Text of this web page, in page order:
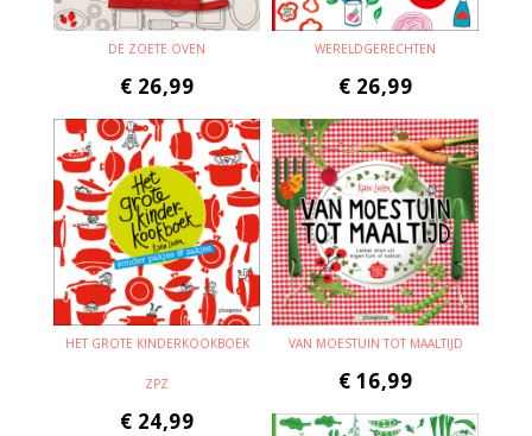
DE ZOETE OVEN
€ 26,99
WERELDGERECHTEN
€ 26,99
HET GROTE KINDERKOOKBOEK
ZPZ
€ 24,99
VAN MOESTUIN TOT MAALTIJD
€ 16,99